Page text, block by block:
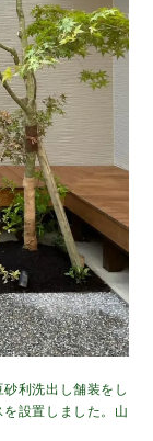
利洗出し舗装をし
設置しました。山